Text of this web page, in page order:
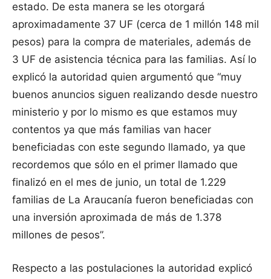
estado. De esta manera se les otorgará
aproximadamente 37 UF (cerca de 1 millón 148 mil
pesos) para la compra de materiales, además de
3 UF de asistencia técnica para las familias. Así lo
explicó la autoridad quien argumentó que “muy
buenos anuncios siguen realizando desde nuestro
ministerio y por lo mismo es que estamos muy
contentos ya que más familias van hacer
beneficiadas con este segundo llamado, ya que
recordemos que sólo en el primer llamado que
finalizó en el mes de junio, un total de 1.229
familias de La Araucanía fueron beneficiadas con
una inversión aproximada de más de 1.378
millones de pesos”.
Respecto a las postulaciones la autoridad explicó